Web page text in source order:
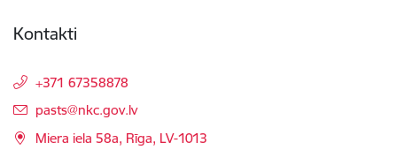
Kontakti
+371 67358878
E-pasts:
pasts@nkc.gov.lv
Miera iela 58a, Rīga, LV-1013